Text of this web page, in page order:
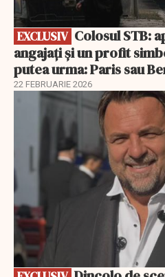
EXCLUSIV
angajați și un profit
putea urma: Paris sau
22 FEBRUARIE 2026
EXCLUSIV